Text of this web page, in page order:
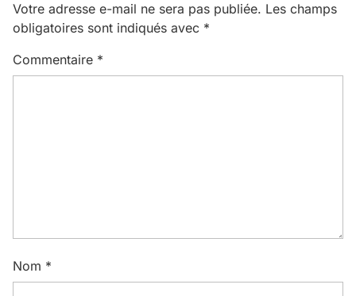
Votre adresse e-mail ne sera pas publiée. Les champs
obligatoires sont indiqués avec *
Commentaire *
Nom *